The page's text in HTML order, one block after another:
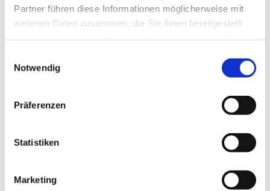
Partner führen diese Informationen möglicherweise mit
weiteren Daten zusammen, die Sie ihnen bereitgestellt
Notwendig
Präferenzen
Statistiken
Marketing